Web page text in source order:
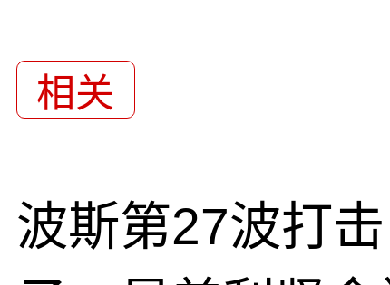
相关
波斯第27波打